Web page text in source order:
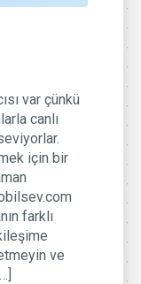
var çünkü
canlı
için bir
farklı
ve